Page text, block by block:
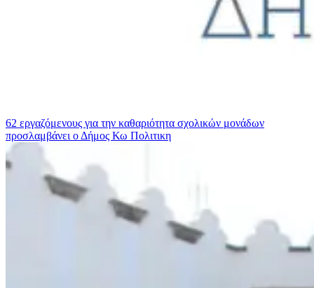
62 εργαζόμενους για την καθαριότητα σχολικών μονάδων
προσλαμβάνει ο Δήμος Κω Πολιτικη